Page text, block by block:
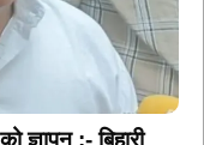
:- बिहारी